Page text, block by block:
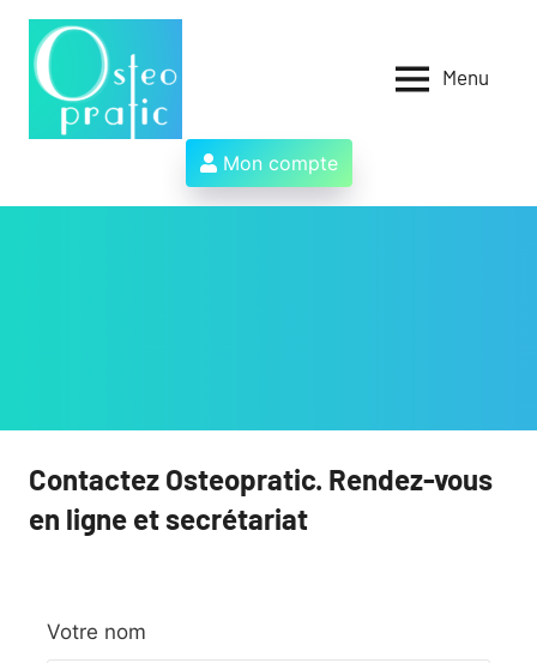
Aller
contenu
des
ostéopathes
et
Menu
Mon compte
Contactez Osteopratic. Rendez-vous
en ligne et secrétariat
Votre nom